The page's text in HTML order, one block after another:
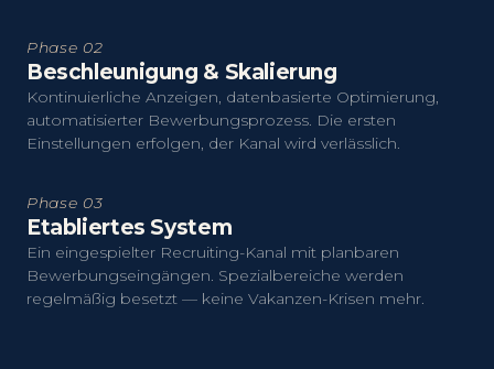
Phase 02
Beschleunigung & Skalierung
Kontinuierliche Anzeigen, datenbasierte Optimierung,
automatisierter Bewerbungsprozess. Die ersten
Einstellungen erfolgen, der Kanal wird verlässlich.
Phase 03
Etabliertes System
Ein eingespielter Recruiting-Kanal mit planbaren
Bewerbungseingängen. Spezialbereiche werden
regelmäßig besetzt — keine Vakanzen-Krisen mehr.